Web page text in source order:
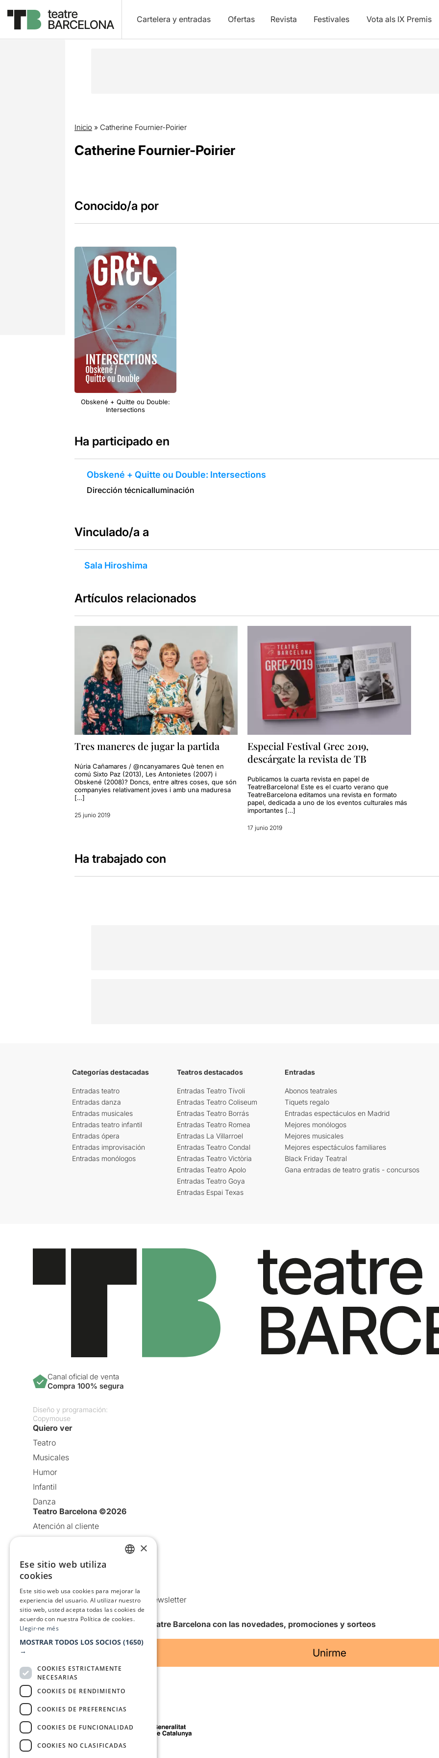
Cartelera y entradas Ofertas Revista Festivales Vota als IX Premis
Inicio » Catherine Fournier-Poirier
Catherine Fournier-Poirier
Conocido/a por
Obskené + Quitte ou Double:
Intersections
Ha participado en
Obskené + Quitte ou Double: Intersections
Dirección técnicaIluminación
Vinculado/a a
Sala Hiroshima
Artículos relacionados
Tres maneres de jugar la partida
Núria Cañamares / @ncanyamares Què tenen en
comú Sixto Paz (2013), Les Antonietes (2007) i
Obskené (2008)? Doncs, entre altres coses, que són
companyies relativament joves i amb una maduresa
[…]
25 junio 2019
Especial Festival Grec 2019,
descárgate la revista de TB
Publicamos la cuarta revista en papel de
TeatreBarcelona! Este es el cuarto verano que
TeatreBarcelona editamos una revista en formato
papel, dedicada a uno de los eventos culturales más
importantes […]
17 junio 2019
Ha trabajado con
Categorías destacadas
Entradas teatro
Entradas danza
Entradas musicales
Entradas teatro infantil
Entradas ópera
Entradas improvisación
Entradas monólogos
Teatros destacados
Entradas Teatro Tívoli
Entradas Teatro Coliseum
Entradas Teatro Borrás
Entradas Teatro Romea
Entradas La Villarroel
Entradas Teatro Condal
Entradas Teatro Victòria
Entradas Teatro Apolo
Entradas Teatro Goya
Entradas Espai Texas
Entradas
Abonos teatrales
Tiquets regalo
Entradas espectáculos en Madrid
Mejores monólogos
Mejores musicales
Mejores espectáculos familiares
Black Friday Teatral
Gana entradas de teatro gratis - concursos
Canal oficial de venta
Compra 100% segura
Diseño y programación:
Copymouse
Quiero ver
Teatro
Musicales
Humor
Infantil
Danza
Teatro Barcelona ©2026
Atención al cliente
Política de Cookies
Comunicaciones comerciales y Newsletter
Anuncia’t
Quiero recibir la newsletter de Teatre Barcelona con las novedades, promociones y sorteos
Unirme
Con el apoyo de
×
Ese sitio web utiliza
cookies
Este sitio web usa cookies para mejorar la
experiencia del usuario. Al utilizar nuestro
sitio web, usted acepta todas las cookies de
acuerdo con nuestra Política de cookies.
Llegir-ne més
MOSTRAR TODOS LOS SOCIOS (1650)
→
COOKIES ESTRICTAMENTE
NECESARIAS
COOKIES DE RENDIMIENTO
COOKIES DE PREFERENCIAS
COOKIES DE FUNCIONALIDAD
COOKIES NO CLASIFICADAS